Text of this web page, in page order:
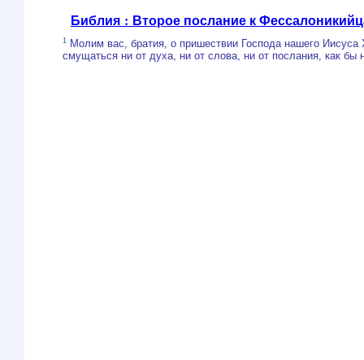
Библия : Второе послание к
1 Молим вас, братия, о пришествии Господа нашего
смущаться ни от духа, ни от слова, ни от послания, как бы